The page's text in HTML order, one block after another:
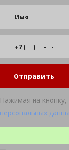
Отправить
Нажимая на кнопку,
персональных